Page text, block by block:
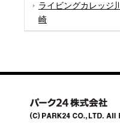
ライビングカレッジ川
崎